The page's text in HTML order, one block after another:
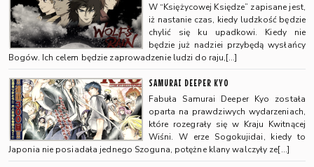
W “Księżycowej Księdze” zapisane jest,
iż nastanie czas, kiedy ludzkość będzie
chylić się ku upadkowi. Kiedy nie
będzie już nadziei przybędą wysłańcy
Bogów. Ich celem będzie zaprowadzenie ludzi do raju,[…]
SAMURAI DEEPER KYO
Fabuła Samurai Deeper Kyo została
oparta na prawdziwych wydarzeniach,
które rozegrały się w Kraju Kwitnącej
Wiśni. W erze Sogokujidai, kiedy to
Japonia nie posiadała jednego Szoguna, potężne klany walczyły ze[…]